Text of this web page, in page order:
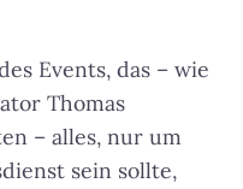
Events, das – wie
Thomas
– alles, nur um
sein sollte,